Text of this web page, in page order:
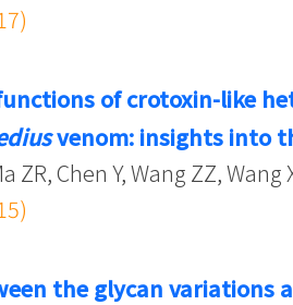
of crotoxin-like
venom: insights into
ZR, Chen Y, Wang ZZ, Wang
the glycan